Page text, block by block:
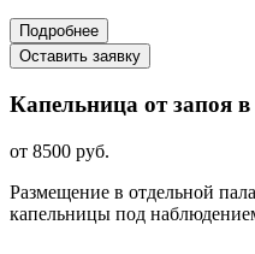
Подробнее
Оставить заявку
Капельница от запоя в
от 8500 руб.
Размещение в отдельной
капельницы под